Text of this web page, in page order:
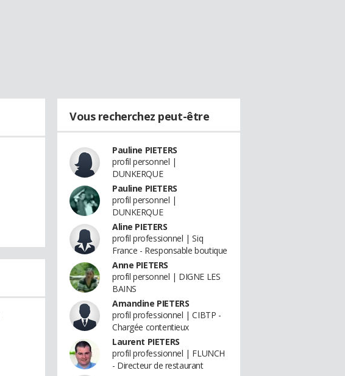
Vous recherchez peut-être
Pauline PIETERS
profil personnel |
DUNKERQUE
Pauline PIETERS
profil personnel |
DUNKERQUE
Aline PIETERS
profil professionnel | Siq
France - Responsable boutique
Anne PIETERS
profil personnel | DIGNE LES
BAINS
Amandine PIETERS
profil professionnel | CIBTP -
Chargée contentieux
Laurent PIETERS
profil professionnel | FLUNCH
- Directeur de restaurant